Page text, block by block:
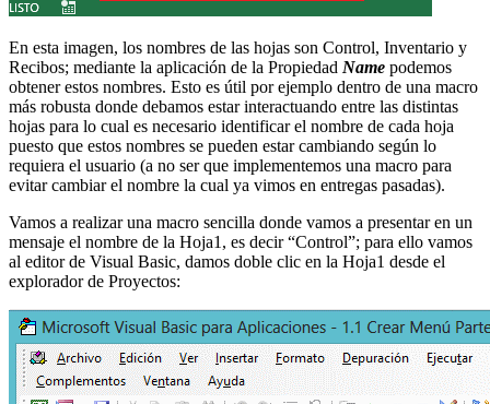
En esta imagen, los nombres de las hojas son Control, Inventario y
Recibos; mediante la aplicación de la Propiedad Name podemos
obtener estos nombres. Esto es útil por ejemplo dentro de una macro
más robusta donde debamos estar interactuando entre las distintas
hojas para lo cual es necesario identificar el nombre de cada hoja
puesto que estos nombres se pueden estar cambiando según lo
requiera el usuario (a no ser que implementemos una macro para
evitar cambiar el nombre la cual ya vimos en entregas pasadas).
Vamos a realizar una macro sencilla donde vamos a presentar en un
mensaje el nombre de la Hoja1, es decir “Control”; para ello vamos
al editor de Visual Basic, damos doble clic en la Hoja1 desde el
explorador de Proyectos: